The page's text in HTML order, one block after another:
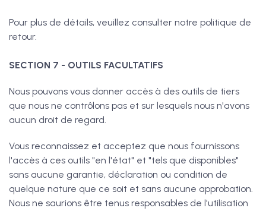
Pour plus de détails, veuillez consulter notre politique de
retour.
SECTION 7 - OUTILS FACULTATIFS
Nous pouvons vous donner accès à des outils de tiers
que nous ne contrôlons pas et sur lesquels nous n'avons
aucun droit de regard.
Vous reconnaissez et acceptez que nous fournissons
l'accès à ces outils "en l'état" et "tels que disponibles"
sans aucune garantie, déclaration ou condition de
quelque nature que ce soit et sans aucune approbation.
Nous ne saurions être tenus responsables de l'utilisation